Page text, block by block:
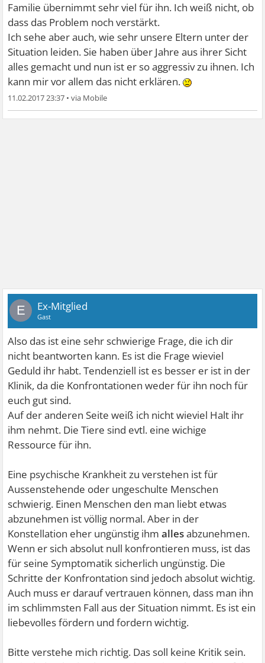
Familie übernimmt sehr viel für ihn. Ich weiß nicht, ob
dass das Problem noch verstärkt.
Ich sehe aber auch, wie sehr unsere Eltern unter der
Situation leiden. Sie haben über Jahre aus ihrer Sicht
alles gemacht und nun ist er so aggressiv zu ihnen. Ich
kann mir vor allem das nicht erklären.
11.02.2017 23:37 •
E Ex-Mitglied
Gast
Also das ist eine sehr schwierige Frage, die ich dir
nicht beantworten kann. Es ist die Frage wieviel
Geduld ihr habt. Tendenziell ist es besser er ist in der
Klinik, da die Konfrontationen weder für ihn noch für
euch gut sind.
Auf der anderen Seite weiß ich nicht wieviel Halt ihr
ihm nehmt. Die Tiere sind evtl. eine wichige
Ressource für ihn.
Eine psychische Krankheit zu verstehen ist für
Aussenstehende oder ungeschulte Menschen
schwierig. Einen Menschen den man liebt etwas
abzunehmen ist völlig normal. Aber in der
Konstellation eher ungünstig ihmallesabzunehmen.
Wenn er sich absolut null konfrontieren muss, ist das
für seine Symptomatik sicherlich ungünstig. Die
Schritte der Konfrontation sind jedoch absolut wichtig.
Auch muss er darauf vertrauen können, dass man ihn
im schlimmsten Fall aus der Situation nimmt. Es ist ein
liebevolles fördern und fordern wichtig.
Bitte verstehe mich richtig. Das soll keine Kritik sein.